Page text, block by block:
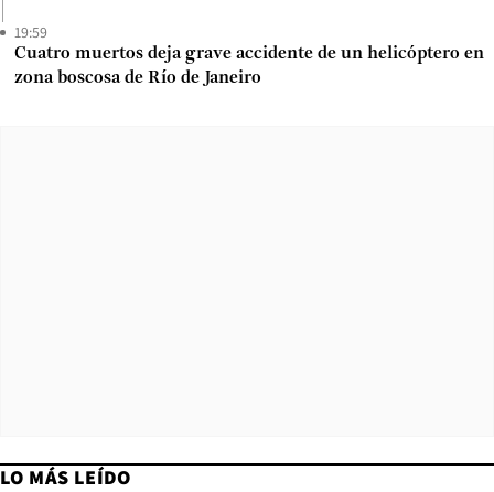
19:59
Cuatro muertos deja grave accidente de un helicóptero en
zona boscosa de Río de Janeiro
LO MÁS LEÍDO